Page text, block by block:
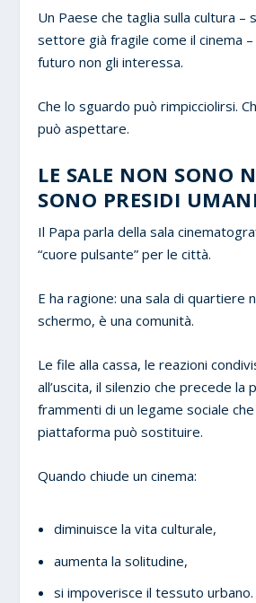
Un Paese che taglia sulla cultura –
settore già fragile come il cinema
futuro non gli interessa.
Che lo sguardo può rimpicciolirsi.
può aspettare.
LE SALE NON SONO
SONO PRESIDI
Il Papa parla della sala
“cuore pulsante” per le città.
E ha ragione: una sala di quartiere
schermo, è una comunità.
Le file alla cassa, le reazioni
all’uscita, il silenzio che precede la
frammenti di un legame sociale
piattaforma può sostituire.
Quando chiude un cinema:
diminuisce la vita culturale,
aumenta la solitudine,
si impoverisce il tessuto urbano.